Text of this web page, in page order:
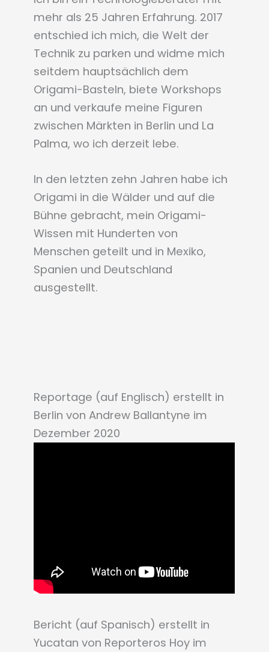
mehr als 25 Jahren Erfahrung. 2017
entschied ich mich, die Welt der
Technik zu parken und widme mich
seitdem hauptsächlich dem
Origami-Basteln, biete Workshops
an und verkaufe meine Figuren
zwischen Märkten in Berlin und La
Palma, wo ich derzeit lebe.
In den letzten zehn Jahren habe ich
Origami in die Wälder und auf die
Bühne gebracht, mein Origami-
Wissen mit Hunderten von
Menschen geteilt und in Mexiko,
Spanien und Deutschland
ausgestellt.
Reportage (auf Englisch) erstellt in
Berlin von Andrew Ballantyne im
Dezember 2020
Bericht (auf Spanisch) erstellt in
Yucatan von Reporteros Hoy im